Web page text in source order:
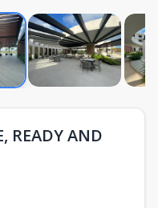
READY AND